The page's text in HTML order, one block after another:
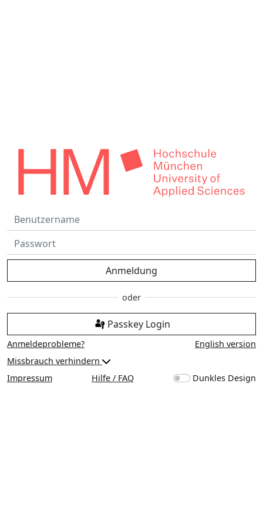
Anmeldung
Passkey Login
Anmeldeprobleme?
English version
Missbrauch verhindern
Impressum
Hilfe / FAQ Dunkles Design